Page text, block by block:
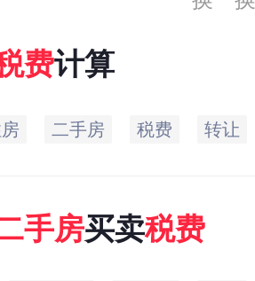
费计算
二手房 税费 转让
手房买卖税费